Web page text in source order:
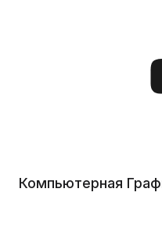
Компьютерная